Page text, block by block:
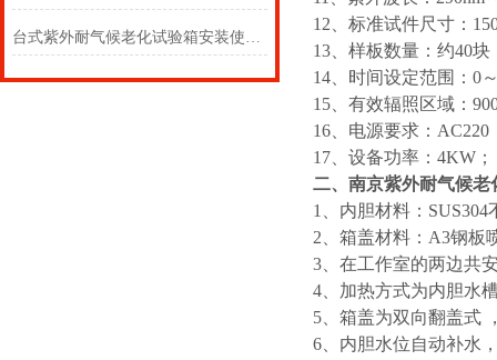
台式紫外耐气候老化试验箱安装使用注意事项
12、标准试件尺寸：
13、样板数量：约40块
14、时间设定范围：0
15、有效辐照区域：
16、电源要求：
17、设备功率：4KW；
二、南京紫外耐气候老
1、内胆材料：SUS304
2、箱盖材料：A3钢板
3、在工作室的两边共
4、加热方式为内胆水
5、箱盖为双向翻盖式
6、内胆水位自动补水